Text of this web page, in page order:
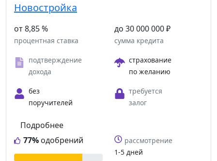
Новостройка
от 8,85 %
процентная ставка
до 30 000 000 ₽
сумма кредита
подтверждение
дохода
страхование
по желанию
без
поручителей
требуется
залог
77% одобрений
Подробнее
рассмотрение
1-5 дней